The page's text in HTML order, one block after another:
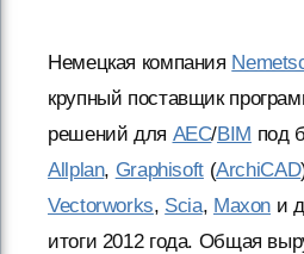
Немецкая компания
крупный поставщик
решений для AEC/BIM под
Allplan, Graphisoft(ArchiCAD
Vectorworks, Scia, Maxon и
итоги 2012 года. Общая